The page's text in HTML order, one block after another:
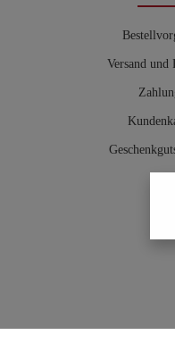
Versand und